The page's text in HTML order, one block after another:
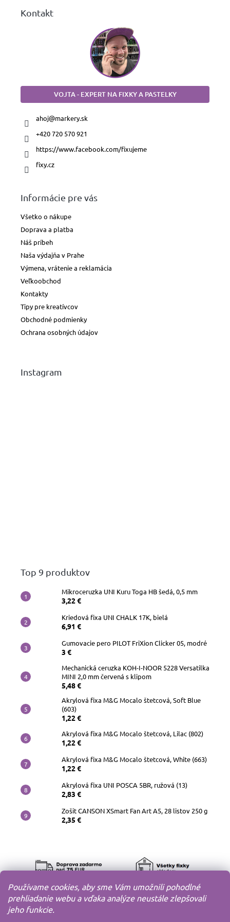
Používame cookies, aby sme Vám umožnili pohodlné
prehliadanie webu a vďaka analýze neustále zlepšovali
jeho funkcie.
Kontakt
VOJTA - EXPERT NA FIXKY A PASTELKY
ahoj@markery.sk
+420 720 570 921
https://www.facebook.com/fixujeme
fixy.cz
Informácie pre vás
Všetko o nákupe
Doprava a platba
Náš príbeh
Naša výdajňa v Prahe
Výmena, vrátenie a reklamácia
Veľkoobchod
Kontakty
Tipy pre kreatívcov
Obchodné podmienky
Ochrana osobných údajov
Instagram
Top 9 produktov
Mikroceruzka UNI Kuru Toga HB šedá, 0,5 mm
3,22 €
Kriedová fixa UNI CHALK 17K, bielá
6,91 €
Gumovacie pero PILOT FriXion Clicker 05, modré
3 €
Mechanická ceruzka KOH-I-NOOR 5228 Versatilka
MINI 2,0 mm červená s klipom
5,48 €
Akrylová fixa M&G Mocalo štetcová, Soft Blue
(603)
1,22 €
Akrylová fixa M&G Mocalo štetcová, Lilac (802)
1,22 €
Akrylová fixa M&G Mocalo štetcová, White (663)
1,22 €
Akrylová fixa UNI POSCA 5BR, ružová (13)
2,83 €
Zošit CANSON XSmart Fan Art A5, 28 listov 250 g
2,35 €